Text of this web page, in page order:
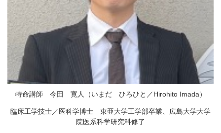
特命講師 今田 寛人（いまだ ひろひと／Hirohito Imada）
臨床工学技士／医科学博士 東亜大学工学部卒業、広島大学大学
院医系科学研究科修了